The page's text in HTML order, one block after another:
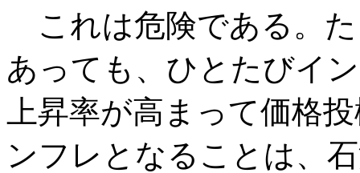
これは危険である。
あっても、ひとたびイ
上昇率が高まって価格
ンフレとなることは、